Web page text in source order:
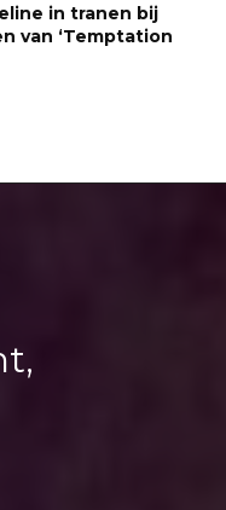
in tranen bij
van ‘Temptation